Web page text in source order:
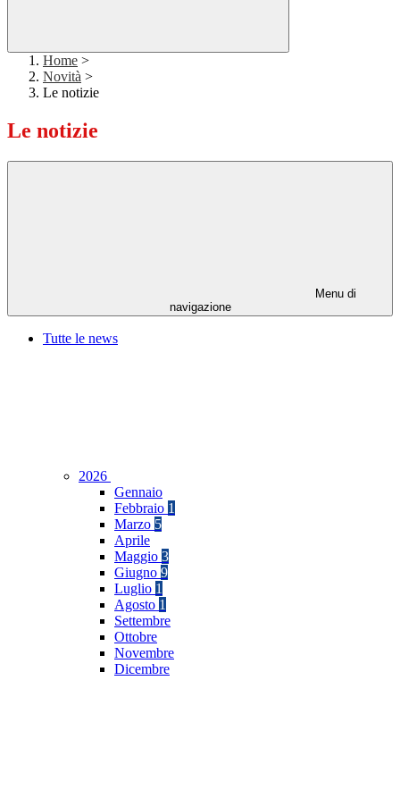
Home >
Novità >
Le notizie
Le notizie
Menu di
navigazione
Tutte le news
2026
Gennaio
Febbraio 1
Marzo 5
Aprile
Maggio 3
Giugno 9
Luglio 1
Agosto 1
Settembre
Ottobre
Novembre
Dicembre